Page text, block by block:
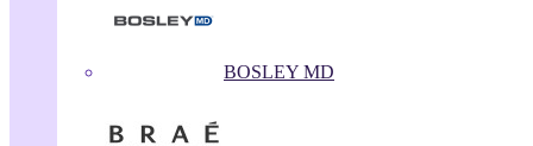
BOSLEY MD